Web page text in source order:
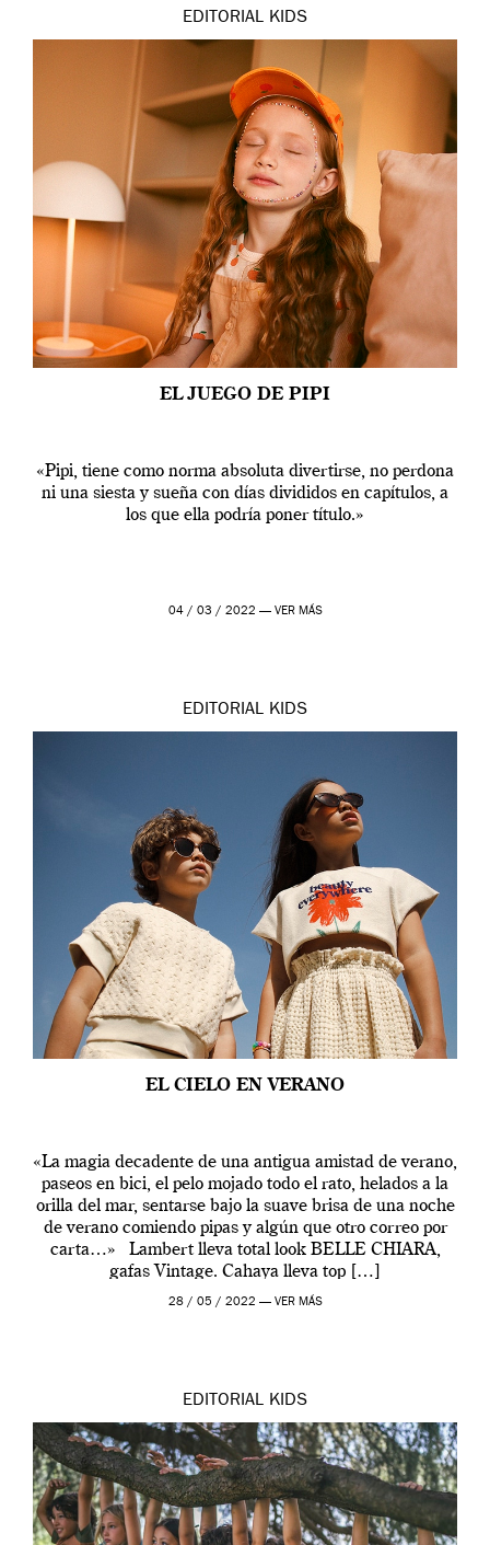
EDITORIAL KIDS
EL JUEGO DE PIPI
«Pipi, tiene como norma absoluta divertirse, no perdona
ni una siesta y sueña con días divididos en capítulos, a
los que ella podría poner título.»
04 / 03 / 2022 — VER MÁS
EDITORIAL KIDS
EL CIELO EN VERANO
«La magia decadente de una antigua amistad de verano,
paseos en bici, el pelo mojado todo el rato, helados a la
orilla del mar, sentarse bajo la suave brisa de una noche
de verano comiendo pipas y algún que otro correo por
carta…» Lambert lleva total look BELLE CHIARA,
gafas Vintage. Cahaya lleva top […]
28 / 05 / 2022 — VER MÁS
EDITORIAL KIDS